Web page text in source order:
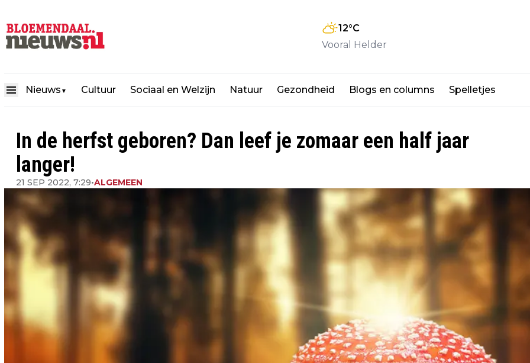
12°C
Vooral Helder
Nieuws ▼ Cultuur Sociaal en Welzijn Natuur Gezondheid Blogs en columns Spelletjes
In de herfst geboren? Dan leef je zomaar een half jaar
langer!
21 SEP 2022, 7:29•ALGEMEEN